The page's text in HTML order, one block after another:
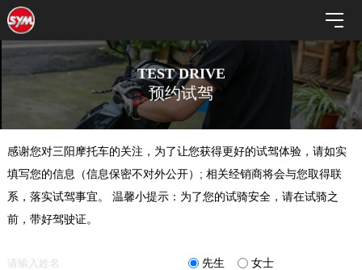
TEST DRIVE
预约试驾
感谢您对三阳摩托车的关注，为了让您获得更好的试驾体验，请如实
填写您的信息（信息保密不对外公开）; 相关经销商将会与您取得联
系，落实试驾事宜。 温馨小提示：为了您的试骑安全，请在试骑之
前，带好驾驶证。
先生 女士